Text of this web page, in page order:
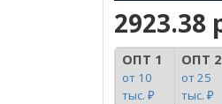
2923.38
ОПТ 1
от 10
тыс. ₽
ОПТ 2
от 25
тыс. ₽